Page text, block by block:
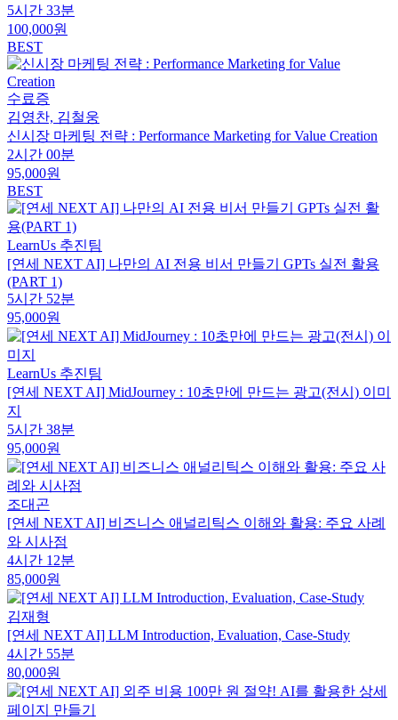
5시간 33분
100,000원
BEST
수료증
김영찬, 김철웅
신시장 마케팅 전략 : Performance Marketing for Value Creation
2시간 00분
95,000원
BEST
LearnUs 추진팀
[연세 NEXT AI] 나만의 AI 전용 비서 만들기 GPTs 실전 활용
(PART 1)
5시간 52분
95,000원
LearnUs 추진팀
[연세 NEXT AI] MidJourney : 10초만에 만드는 광고(전시) 이미
지
5시간 38분
95,000원
조대곤
[연세 NEXT AI] 비즈니스 애널리틱스 이해와 활용: 주요 사례
와 시사점
4시간 12분
85,000원
김재형
[연세 NEXT AI] LLM Introduction, Evaluation, Case-Study
4시간 55분
80,000원